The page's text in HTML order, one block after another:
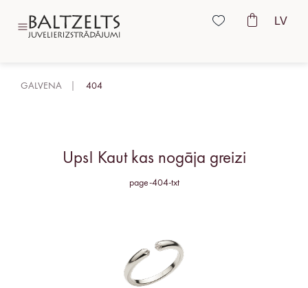
LV
GALVENA 404
Ups! Kaut kas nogāja greizi
page-404-txt